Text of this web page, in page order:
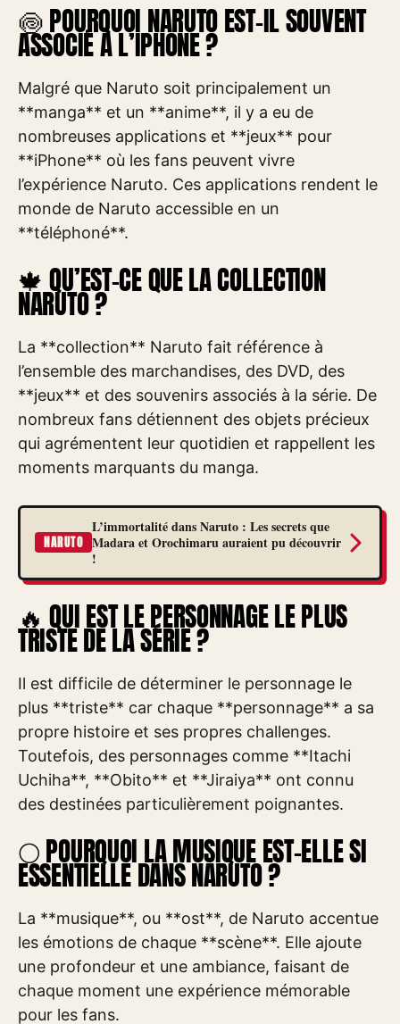
🍥 POURQUOI NARUTO EST-IL SOUVENT
ASSOCIÉ À L’IPHONE ?
Malgré que Naruto soit principalement un
**manga** et un **anime**, il y a eu de
nombreuses applications et **jeux** pour
**iPhone** où les fans peuvent vivre
l’expérience Naruto. Ces applications rendent le
monde de Naruto accessible en un
**téléphoné**.
🍁 QU’EST-CE QUE LA COLLECTION
NARUTO ?
La **collection** Naruto fait référence à
l’ensemble des marchandises, des DVD, des
**jeux** et des souvenirs associés à la série. De
nombreux fans détiennent des objets précieux
qui agrémentent leur quotidien et rappellent les
moments marquants du manga.
NARUTO
L’immortalité dans Naruto : Les secrets que
Madara et Orochimaru auraient pu découvrir
!
🔥 QUI EST LE PERSONNAGE LE PLUS
TRISTE DE LA SÉRIE ?
Il est difficile de déterminer le personnage le
plus **triste** car chaque **personnage** a sa
propre histoire et ses propres challenges.
Toutefois, des personnages comme **Itachi
Uchiha**, **Obito** et **Jiraiya** ont connu
des destinées particulièrement poignantes.
🌕 POURQUOI LA MUSIQUE EST-ELLE SI
ESSENTIELLE DANS NARUTO ?
La **musique**, ou **ost**, de Naruto accentue
les émotions de chaque **scène**. Elle ajoute
une profondeur et une ambiance, faisant de
chaque moment une expérience mémorable
pour les fans.